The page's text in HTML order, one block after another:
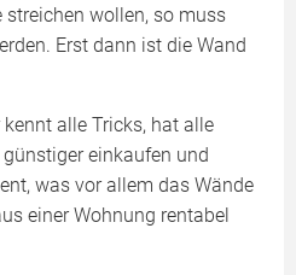
streichen wollen, so muss
Erst dann ist die Wand
alle Tricks, hat alle
einkaufen und
was vor allem das Wände
einer Wohnung rentabel